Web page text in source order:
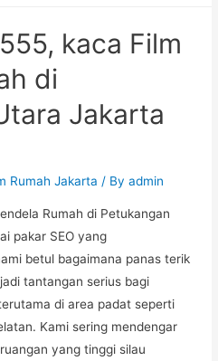
kaca Film
di
Jakarta
Rumah Jakarta / Byadmin
Rumah di Petukangan
pakar SEO yang
betul bagaimana panas terik
tantangan serius bagi
di area padat seperti
Kami sering mendengar
yang tinggi silau